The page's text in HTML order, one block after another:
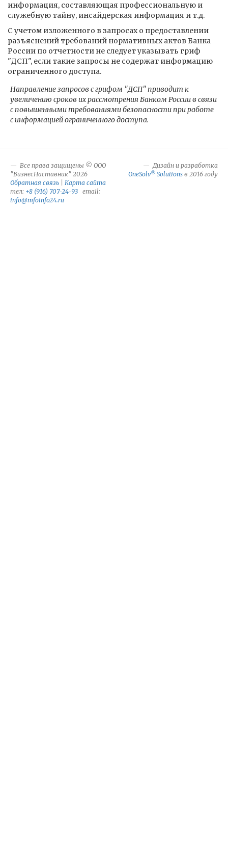
информация, составляющая профессиональную и
служебную тайну, инсайдерская информация и т.д.
С учетом изложенного в запросах о предоставлении
разъяснений требований нормативных актов Банка
России по отчетности не следует указывать гриф
"ДСП", если такие запросы не содержат информацию
ограниченного доступа.
Направление запросов с грифом "ДСП" приводит к
увеличению сроков их рассмотрения Банком России в связи
с повышенными требованиями безопасности при работе
с информацией ограниченного доступа.
Все права защищены © ООО
"БизнесНаставник" 2026
Обратная связь
Карта сайта
тел: +8 (916) 707-24-93 email:
info@mfoinfo24.ru
Дизайн и разработка
OneSolv® Solutions в 2016 году